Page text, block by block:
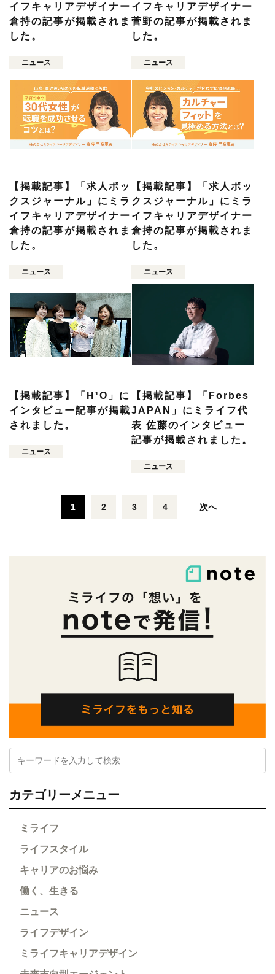
イフキャリアデザイナー
倉持の記事が掲載されま
した。
ニュース
イフキャリアデザイナー
菅野の記事が掲載されま
した。
ニュース
【掲載記事】「求人ボッ
クスジャーナル」にミラ
イフキャリアデザイナー
倉持の記事が掲載されま
した。
ニュース
【掲載記事】「求人ボッ
クスジャーナル」にミラ
イフキャリアデザイナー
倉持の記事が掲載されま
した。
ニュース
【掲載記事】「H¹O」に
インタビュー記事が掲載
されました。
ニュース
【掲載記事】「Forbes
JAPAN」にミライフ代
表 佐藤のインタビュー
記事が掲載されました。
ニュース
1 2 3 4 次へ
カテゴリーメニュー
ミライフ
ライフスタイル
キャリアのお悩み
働く、生きる
ニュース
ライフデザイン
ミライフキャリアデザイン